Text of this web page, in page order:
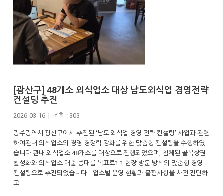
[광산구] 48개소 외식업소 대상 남도외식업 경영전략
컨설팅 추진
2026-03-16 | 조회 : 303
광주광역시 광산구에서 추진된 ‘남도 외식업 경영 전략 컨설팅’ 사업과 관련
하여관내 외식업소의 경영 경쟁력 강화를 위한 맞춤형 컨설팅을 수행하였
습니다.관내 외식업소 48개소를 대상으로 진행되었으며, 침체된 골목상권
활성화와 외식업소 매출 증대를 목표로1:1 현장 방문 방식의 맞춤형 경영
컨설팅으로 추진되었습니다. 업소별 운영 현황과 불편사항을 사전 진단하
고 ...